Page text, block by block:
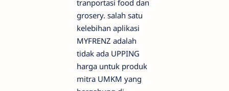
tranportasi food dan
grosery. salah satu
kelebihan aplikasi
MYFRENZ adalah
tidak ada UPPING
harga untuk produk
mitra UMKM yang